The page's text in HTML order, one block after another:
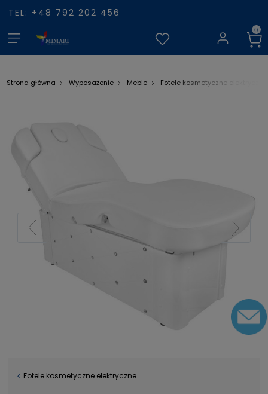
TEL: +48 792 202 456
Strona główna Wyposażenie Meble Fotele kosmetyczne elektryczne
Fotele kosmetyczne elektryczne